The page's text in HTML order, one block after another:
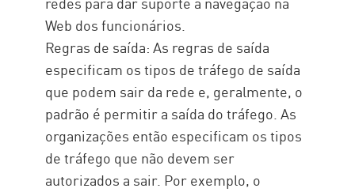
Web dos funcionários.
Regras de saída: As regras de saída
especificam os tipos de tráfego de saída
que podem sair da rede e, geralmente, o
padrão é permitir a saída do tráfego. As
organizações então especificam os tipos
de tráfego que não devem ser
autorizados a sair. Por exemplo, o